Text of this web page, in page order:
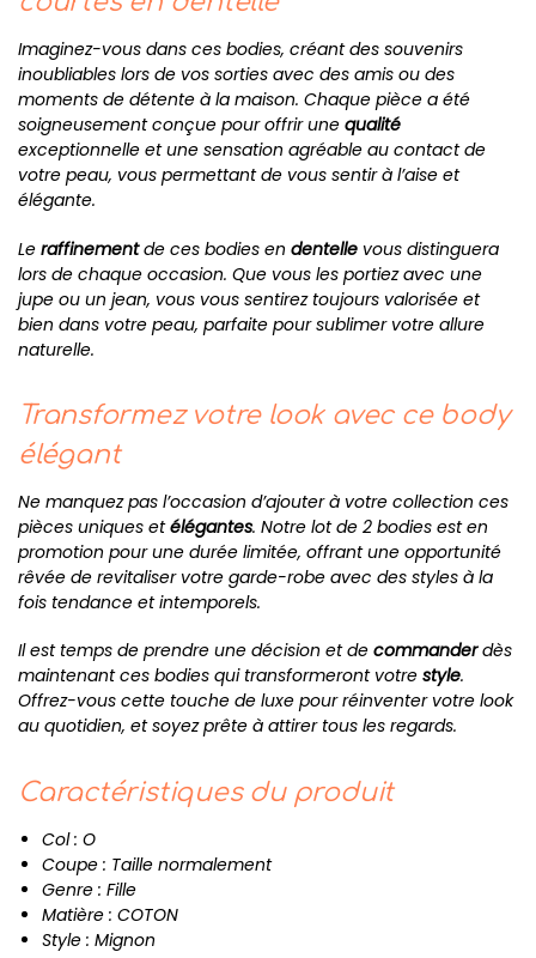
Imaginez-vous dans ces bodies, créant des souvenirs
inoubliables lors de vos sorties avec des amis ou des
moments de détente à la maison. Chaque pièce a été
soigneusement conçue pour offrir une qualité
exceptionnelle et une sensation agréable au contact de
votre peau, vous permettant de vous sentir à l’aise et
élégante.
Le raffinementde ces bodies en dentelle vous distinguera
lors de chaque occasion. Que vous les portiez avec une
jupe ou un jean, vous vous sentirez toujours valorisée et
bien dans votre peau, parfaite pour sublimer votre allure
naturelle.
Transformez votre look avec ce body
élégant
Ne manquez pas l’occasion d’ajouter à votre collection ces
pièces uniques etélégantes. Notre lot de 2 bodies est en
promotion pour une durée limitée, offrant une opportunité
rêvée de revitaliser votre garde-robe avec des styles à la
fois tendance et intemporels.
Il est temps de prendre une décision et de commanderdès
maintenant ces bodies qui transformeront votre style.
Offrez-vous cette touche de luxe pour réinventer votre look
au quotidien, et soyez prête à attirer tous les regards.
Caractéristiques du produit
Col : O
Coupe : Taille normalement
Genre : Fille
Matière : COTON
Style : Mignon